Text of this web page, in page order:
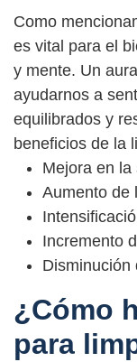
Como
es vital para el
y mente. Un
ayudarnos a
equilibrados y
beneficios de la
Mejora en la
Aumento de
Incremento
Disminución
¿Cómo
para